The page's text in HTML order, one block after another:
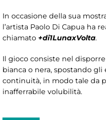
In occasione della sua
l’artista Paolo Di Capua ha
chiamato +di1LunaxVolta.
Il gioco consiste nel
bianca o nera, spostando
continuità, in modo tale da
inafferrabile volubilità.